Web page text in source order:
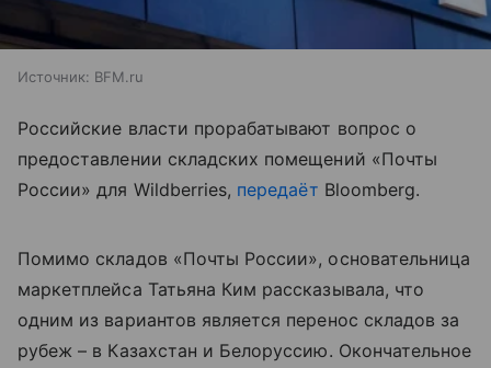
Источник: BFM.ru
Российские власти прорабатывают вопрос о
предоставлении складских помещений «Почты
России» для Wildberries, передаёт Bloomberg.
Помимо складов «Почты России», основательница
маркетплейса Татьяна Ким рассказывала, что
одним из вариантов является перенос складов за
рубеж – в Казахстан и Белоруссию. Окончательное